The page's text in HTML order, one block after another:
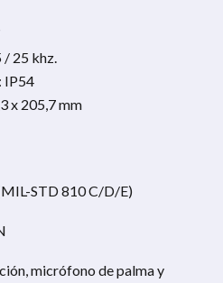
25 khz.
IP54
x 205,7 mm
STD 810 C/D/E)
micrófono de palma y